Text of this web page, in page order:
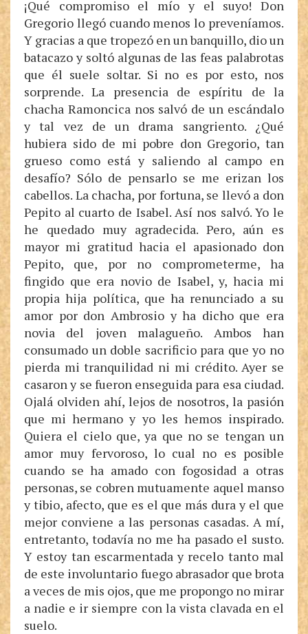
¡Qué compromiso el mío y el suyo! Don
Gregorio llegó cuando menos lo preveníamos.
Y gracias a que tropezó en un banquillo, dio un
batacazo y soltó algunas de las feas palabrotas
que él suele soltar. Si no es por esto, nos
sorprende. La presencia de espíritu de la
chacha Ramoncica nos salvó de un escándalo
y tal vez de un drama sangriento. ¿Qué
hubiera sido de mi pobre don Gregorio, tan
grueso como está y saliendo al campo en
desafío? Sólo de pensarlo se me erizan los
cabellos. La chacha, por fortuna, se llevó a don
Pepito al cuarto de Isabel. Así nos salvó. Yo le
he quedado muy agradecida. Pero, aún es
mayor mi gratitud hacia el apasionado don
Pepito, que, por no comprometerme, ha
fingido que era novio de Isabel, y, hacia mi
propia hija política, que ha renunciado a su
amor por don Ambrosio y ha dicho que era
novia del joven malagueño. Ambos han
consumado un doble sacrificio para que yo no
pierda mi tranquilidad ni mi crédito. Ayer se
casaron y se fueron enseguida para esa ciudad.
Ojalá olviden ahí, lejos de nosotros, la pasión
que mi hermano y yo les hemos inspirado.
Quiera el cielo que, ya que no se tengan un
amor muy fervoroso, lo cual no es posible
cuando se ha amado con fogosidad a otras
personas, se cobren mutuamente aquel manso
y tibio, afecto, que es el que más dura y el que
mejor conviene a las personas casadas. A mí,
entretanto, todavía no me ha pasado el susto.
Y estoy tan escarmentada y recelo tanto mal
de este involuntario fuego abrasador que brota
a veces de mis ojos, que me propongo no mirar
a nadie e ir siempre con la vista clavada en el
suelo.